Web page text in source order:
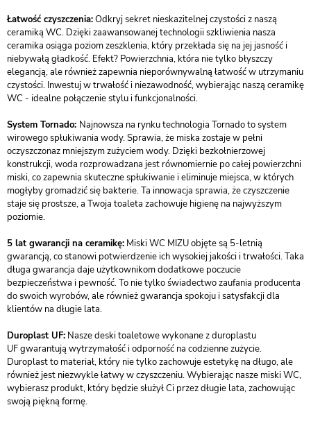
Łatwość czyszczenia:Odkryj sekret nieskazitelnej czystości z naszą
ceramiką WC. Dzięki zaawansowanej technologii szkliwienia nasza
ceramika osiąga poziom zeszklenia, który przekłada się na jej jasność i
niebywałą gładkość. Efekt? Powierzchnia, która nie tylko błyszczy
elegancją, ale również zapewnia nieporównywalną łatwość w utrzymaniu
czystości. Inwestuj w trwałość i niezawodność, wybierając naszą ceramikę
WC - idealne połączenie stylu i funkcjonalności.
System Tornado: Najnowsza na rynku technologia Tornado to system
wirowego spłukiwania wody. Sprawia, że miska zostaje w pełni
oczyszczonaz mniejszym zużyciem wody. Dzięki bezkołnierzowej
konstrukcji, woda rozprowadzana jest równomiernie po całej powierzchni
miski, co zapewnia skuteczne spłukiwanie i eliminuje miejsca, w których
mogłyby gromadzić się bakterie. Ta innowacja sprawia, że czyszczenie
staje się prostsze, a Twoja toaleta zachowuje higienę na najwyższym
poziomie.
5 lat gwarancji na ceramikę: Miski WC MIZU objęte są 5-letnią
gwarancją, co stanowi potwierdzenie ich wysokiej jakości i trwałości. Taka
długa gwarancja daje użytkownikom dodatkowe poczucie
bezpieczeństwa i pewność. To nie tylko świadectwo zaufania producenta
do swoich wyrobów, ale również gwarancja spokoju i satysfakcji dla
klientów na długie lata.
Duroplast UF: Nasze deski toaletowe wykonane z duroplastu
UF gwarantują wytrzymałość i odporność na codzienne zużycie.
Duroplast to materiał, który nie tylko zachowuje estetykę na długo, ale
również jest niezwykle łatwy w czyszczeniu. Wybierając nasze miski WC,
wybierasz produkt, który będzie służył Ci przez długie lata, zachowując
swoją piękną formę.